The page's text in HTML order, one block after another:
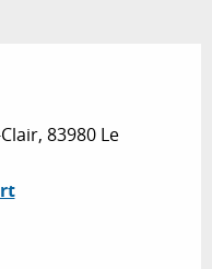
83980 Le